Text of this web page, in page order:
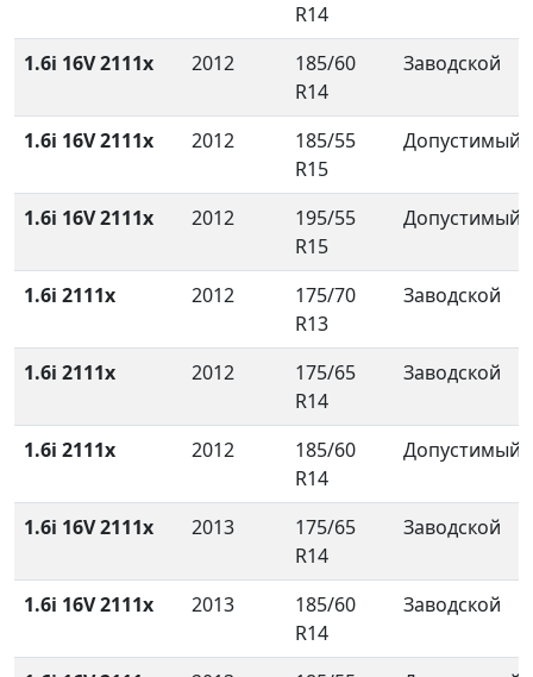
R14
1.6i 16V 2111x 2012
185/60
R14
Заводской
1.6i 16V 2111x 2012
185/55
R15
Допустимый
1.6i 16V 2111x 2012
195/55
R15
Допустимый
1.6i 2111x 2012
175/70
R13
Заводской
1.6i 2111x 2012
175/65
R14
Заводской
1.6i 2111x 2012
185/60
R14
Допустимый
1.6i 16V 2111x 2013
175/65
R14
Заводской
1.6i 16V 2111x 2013
185/60
R14
Заводской